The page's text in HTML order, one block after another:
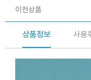
이전상품
상품정보 사용